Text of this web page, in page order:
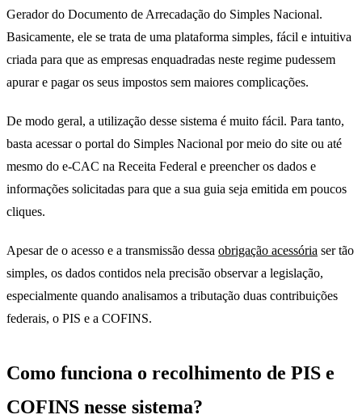
Gerador do Documento de Arrecadação do Simples Nacional.
Basicamente, ele se trata de uma plataforma simples, fácil e intuitiva
criada para que as empresas enquadradas neste regime pudessem
apurar e pagar os seus impostos sem maiores complicações.
De modo geral, a utilização desse sistema é muito fácil. Para tanto,
basta acessar o portal do Simples Nacional por meio do site ou até
mesmo do e-CAC na Receita Federal e preencher os dados e
informações solicitadas para que a sua guia seja emitida em poucos
cliques.
Apesar de o acesso e a transmissão dessa obrigação acessória ser tão
simples, os dados contidos nela precisão observar a legislação,
especialmente quando analisamos a tributação duas contribuições
federais, o PIS e a COFINS.
Como funciona o recolhimento de PIS e
COFINS nesse sistema?